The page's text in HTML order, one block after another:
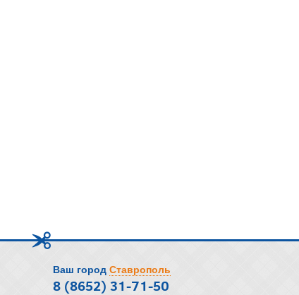
Ваш город Ставрополь
8 (8652) 31-71-50